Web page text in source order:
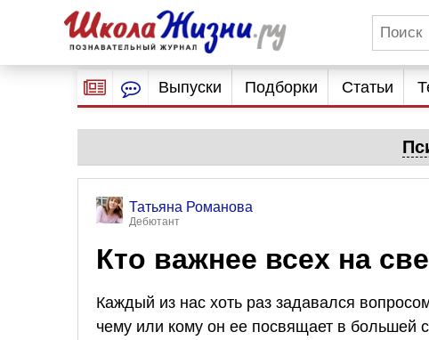
Выпуски Подборки Статьи
Татьяна Романова
Дебютант
Кто важнее всех на
Каждый из нас хоть раз задавался
чему или кому он ее посвящает в большей